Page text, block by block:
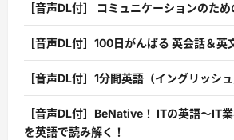
［音声DL付］ コミュニケーションのた
［音声DL付］100日がんばる 英会話＆英
［音声DL付］1分間英語（イングリッシ
［音声DL付］BeNative！ ITの英語〜IT
を英語で読み解く！